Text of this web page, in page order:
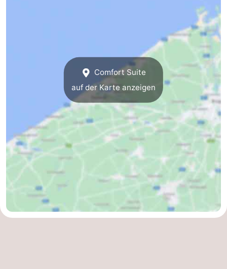
Comfort Suite
auf der Karte anzeigen